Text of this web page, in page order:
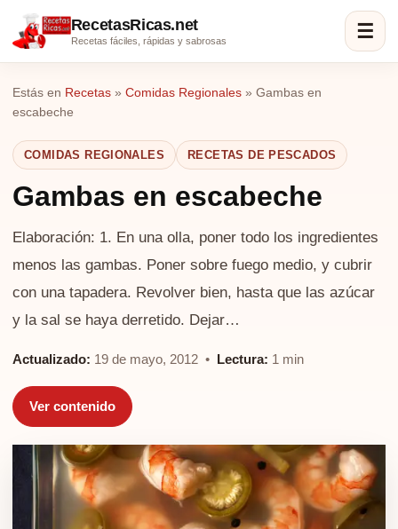
RecetasRicas.net
Recetas fáciles, rápidas y sabrosas ☰
Estás en Recetas » Comidas Regionales » Gambas en
escabeche
COMIDAS REGIONALES RECETAS DE PESCADOS
Gambas en escabeche
Elaboración: 1. En una olla, poner todo los ingredientes
menos las gambas. Poner sobre fuego medio, y cubrir
con una tapadera. Revolver bien, hasta que las azúcar
y la sal se haya derretido. Dejar…
Actualizado: 19 de mayo, 2012 • Lectura: 1 min
Ver contenido